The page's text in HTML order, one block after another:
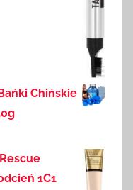
Chińskie
1C1